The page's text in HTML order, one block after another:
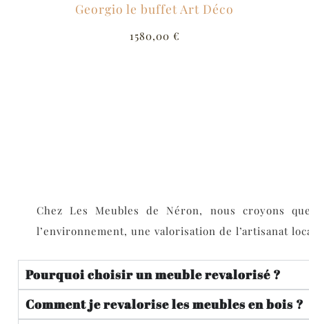
Georgio le buffet Art Déco
1580,00 €
Chez Les Meubles de Néron, nous croyons
l’environnement, une valorisation de l’artisanat
Pourquoi choisir un meuble revalorisé ?
Comment je revalorise les meubles​ en bois ?